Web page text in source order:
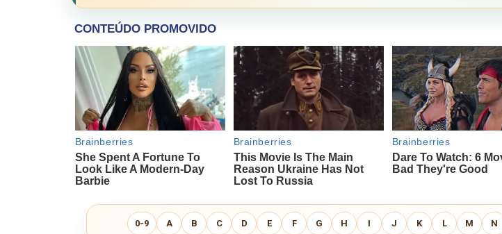
0-9 A B C D E F G H I J K L M N